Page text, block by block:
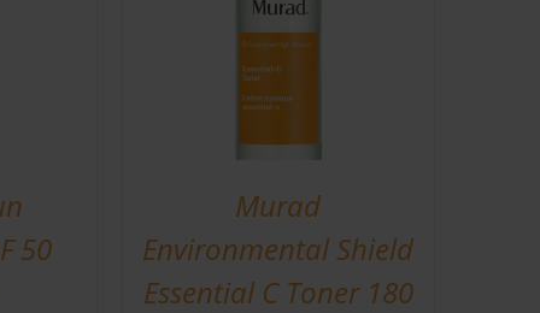
50
Murad
Environmental Shield
Essential C Toner 180